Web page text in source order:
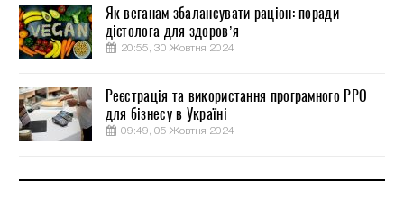
Як веганам збалансувати раціон: поради
дієтолога для здоров’я
20:55, 30 Жовтня 2024
Реєстрація та використання програмного РРО
для бізнесу в Україні
09:49, 05 Жовтня 2024